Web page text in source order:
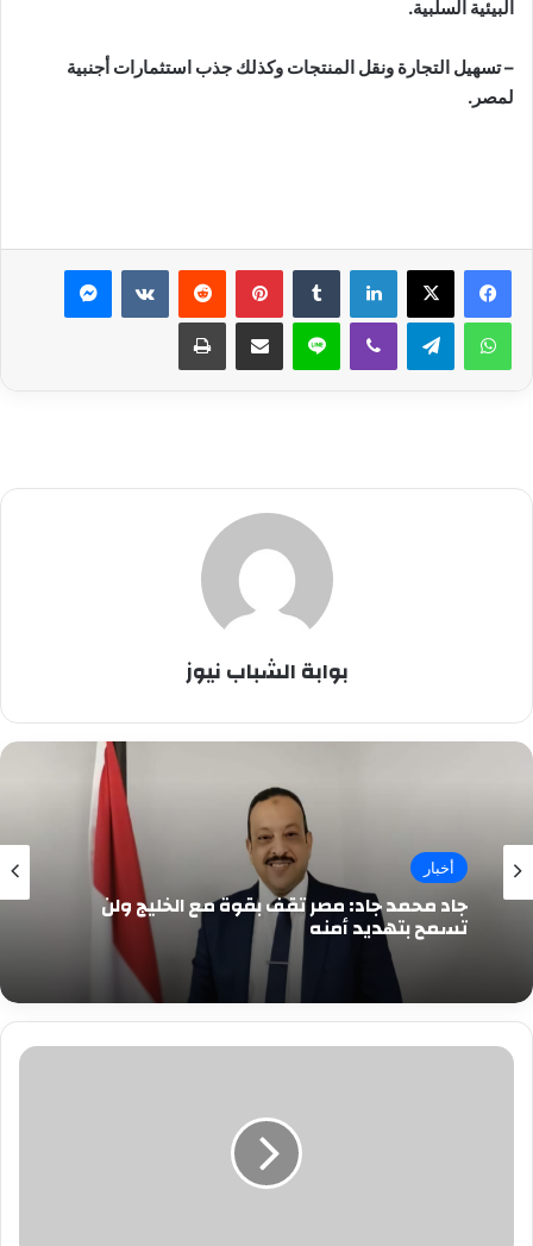
البيئية السلبية.
– تسهيل التجارة ونقل المنتجات وكذلك جذب استثمارات أجنبية
لمصر.
لينكدإن بينتيريست ماسنجر
واتساب تيلقرام ڤايبر لاين مشاركة عبر البريد طباعة
بوابة الشباب نيوز
أخبار
جاد محمد جاد: مصر تقف بقوة مع الخليج ولن
تسمح بتهديد أمنه
علاء